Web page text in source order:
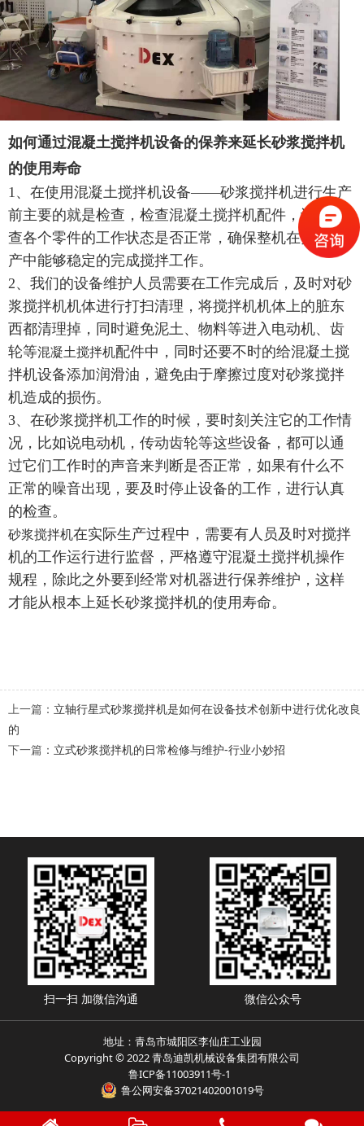
如何通过混凝土搅拌机设备的保养来延长砂浆搅拌机
的使用寿命
1、在使用混凝土搅拌机设备——砂浆搅拌机进行生产
前主要的就是检查，检查混凝土搅拌机配件，认真检
查各个零件的工作状态是否正常，确保整机在实际生
产中能够稳定的完成搅拌工作。
2、我们的设备维护人员需要在工作完成后，及时对砂
浆搅拌机机体进行打扫清理，将搅拌机机体上的脏东
西都清理掉，同时避免泥土、物料等进入电动机、齿
轮等混凝土搅拌机配件中，同时还要不时的给混凝土搅
拌机设备添加润滑油，避免由于摩擦过度对砂浆搅拌
机造成的损伤。
3、在砂浆搅拌机工作的时候，要时刻关注它的工作情
况，比如说电动机，传动齿轮等这些设备，都可以通
过它们工作时的声音来判断是否正常，如果有什么不
正常的噪音出现，要及时停止设备的工作，进行认真
的检查。
砂浆搅拌机在实际生产过程中，需要有人员及时对搅拌
机的工作运行进行监督，严格遵守混凝土搅拌机操作
规程，除此之外要到经常对机器进行保养维护，这样
才能从根本上延长砂浆搅拌机的使用寿命。
上一篇： 立轴行星式砂浆搅拌机是如何在设备技术创新中进行优化改良
的
下一篇： 立式砂浆搅拌机的日常检修与维护-行业小妙招
扫一扫 加微信沟通 微信公众号
地址：青岛市城阳区李仙庄工业园
Copyright © 2022 青岛迪凯机械设备集团有限公司
鲁ICP备11003911号-1
鲁公网安备37021402001019号